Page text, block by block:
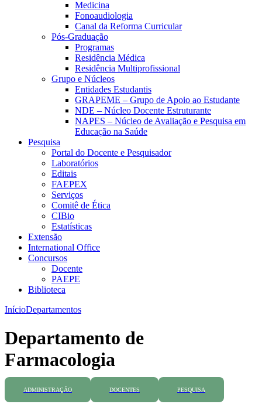
Medicina
Fonoaudiologia
Canal da Reforma Curricular
Pós-Graduação
Programas
Residência Médica
Residência Multiprofissional
Grupo e Núcleos
Entidades Estudantis
GRAPEME – Grupo de Apoio ao Estudante
NDE – Núcleo Docente Estruturante
NAPES – Núcleo de Avaliação e Pesquisa em
Educação na Saúde
Pesquisa
Portal do Docente e Pesquisador
Laboratórios
Editais
FAEPEX
Serviços
Comitê de Ética
CIBio
Estatísticas
Extensão
International Office
Concursos
Docente
PAEPE
Biblioteca
InícioDepartamentos
Departamento de
Farmacologia
ADMINISTRAÇÃO DOCENTES PESQUISA